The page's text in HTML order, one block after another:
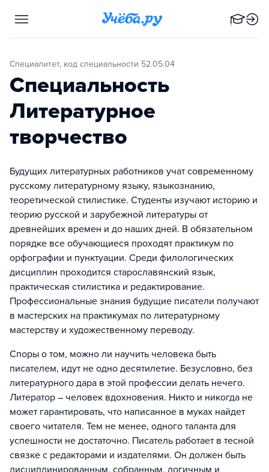
Специалитет, код специальности 52.05.04
Специальность
Литературное
творчество
Будущих литературных работников учат современному
русскому литературному языку, языкознанию,
теоретической стилистике. Студенты изучают историю и
теорию русской и зарубежной литературы от
древнейших времен и до наших дней. В обязательном
порядке все обучающиеся проходят практикум по
орфографии и пунктуации. Среди филологических
дисциплин проходится старославянский язык,
практическая стилистика и редактирование.
Профессиональные знания будущие писатели получают
в мастерских на практикумах по литературному
мастерству и художественному переводу.
Споры о том, можно ли научить человека быть
писателем, идут не одно десятилетие. Безусловно, без
литературного дара в этой профессии делать нечего.
Литератор – человек вдохновения. Никто и никогда не
может гарантировать, что написанное в муках найдет
своего читателя. Тем не менее, одного таланта для
успешности не достаточно. Писатель работает в тесной
связке с редакторами и издателями. Он должен быть
дисциплинированным, собранным, логичным и